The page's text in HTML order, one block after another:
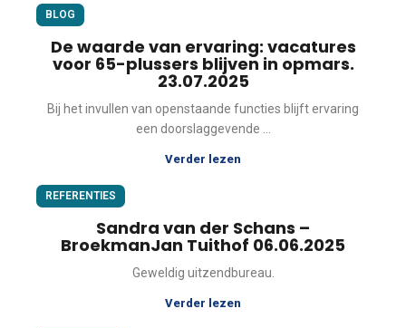
BLOG
De waarde van ervaring: vacatures
voor 65-plussers blijven in opmars.
23.07.2025
Bij het invullen van openstaande functies blijft ervaring
een doorslaggevende ...
Verder lezen
REFERENTIES
Sandra van der Schans –
BroekmanJan Tuithof 06.06.2025
Geweldig uitzendbureau.
Verder lezen